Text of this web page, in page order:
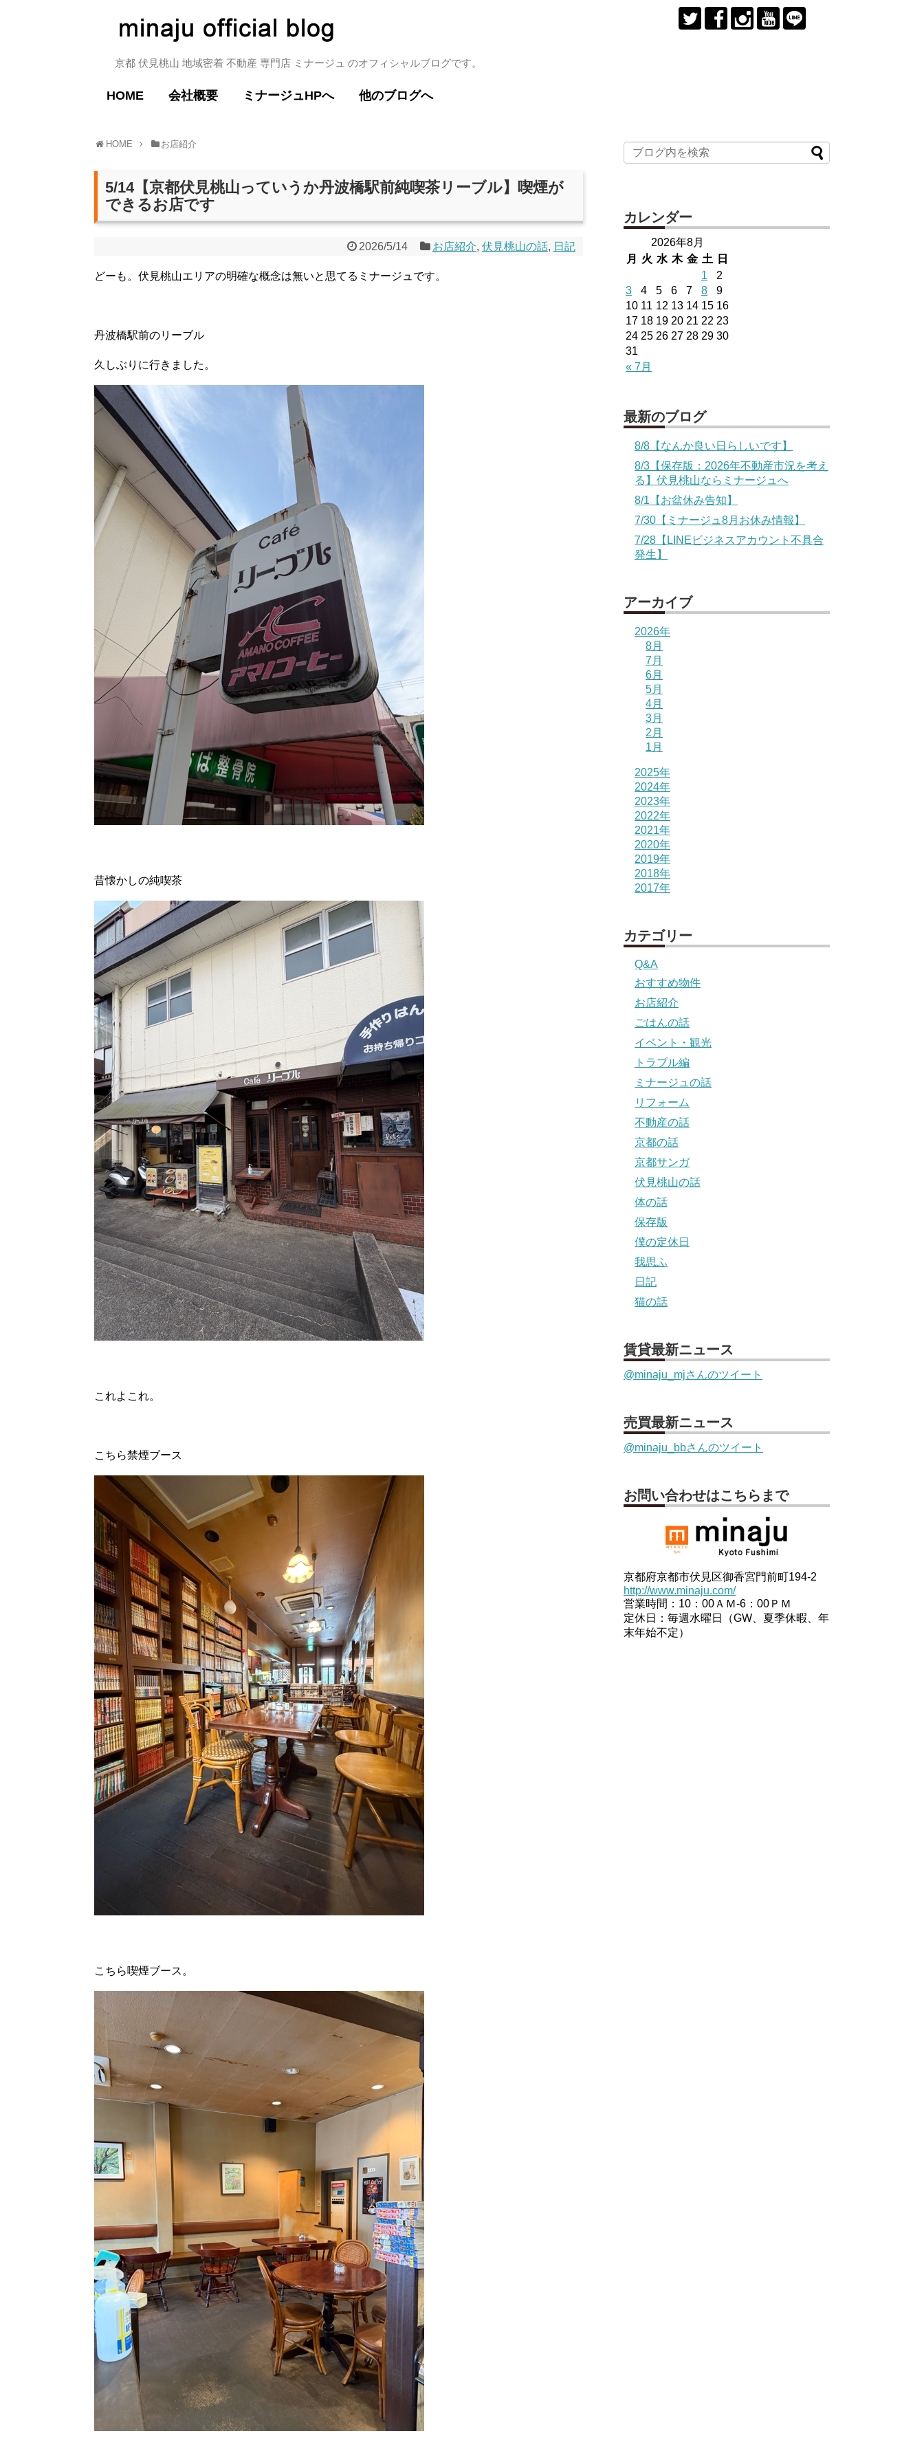
京都 伏見桃山 地域密着 不動産 専門店 ミナージュ のオフィシャルブログです。
HOME 会社概要 ミナージュHPへ 他のブログへ
HOME お店紹介
5/14【京都伏見桃山っていうか丹波橋駅前純喫茶リーブル】喫煙が
できるお店です
2026/5/14 お店紹介, 伏見桃山の話, 日記
どーも。伏見桃山エリアの明確な概念は無いと思てるミナージュです。
丹波橋駅前のリーブル
久しぶりに行きました。
昔懐かしの純喫茶
これよこれ。
こちら禁煙ブース
こちら喫煙ブース。
カレンダー
2026年8月
月
火 水 木 金 土 日
« 7月
1
2
3
4 5 6 7 8
9
10 11 12 13 14 15 16
17 18 19 20 21 22 23
24 25 26 27 28 29 30
31
最新のブログ
8/8【なんか良い日らしいです】
8/3【保存版：2026年不動産市況を考え
る】伏見桃山ならミナージュへ
8/1【お盆休み告知】
7/30【ミナージュ8月お休み情報】
7/28【LINEビジネスアカウント不具合
発生】
アーカイブ
2026年
8月
7月
6月
5月
4月
3月
2月
1月
2025年
2024年
2023年
2022年
2021年
2020年
2019年
2018年
2017年
カテゴリー
Q&A
おすすめ物件
お店紹介
ごはんの話
イベント・観光
トラブル編
ミナージュの話
リフォーム
不動産の話
京都の話
京都サンガ
伏見桃山の話
体の話
保存版
僕の定休日
我思ふ
日記
猫の話
賃貸最新ニュース
@minaju_mjさんのツイート
売買最新ニュース
@minaju_bbさんのツイート
お問い合わせはこちらまで
京都府京都市伏見区御香宮門前町194-2
http://www.minaju.com/
営業時間：10：00ＡＭ-6：00ＰＭ
定休日：毎週水曜日（GW、夏季休暇、年
末年始不定）